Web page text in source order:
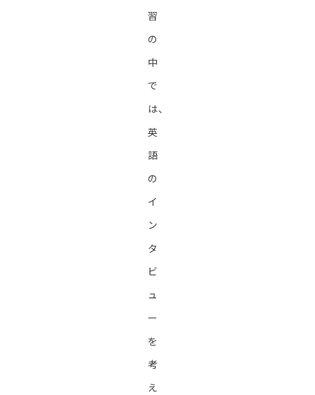
習
の
中
で
は、
英
語
の
イ
ン
タ
ビ
ュ
ー
を
考
え